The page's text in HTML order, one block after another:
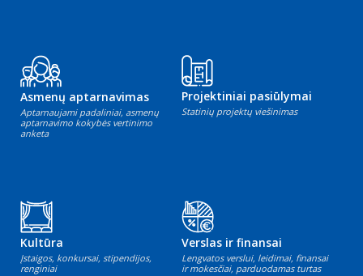
Asmenų aptarnavimas
Aptarnaujami padaliniai, asmenų
aptarnavimo kokybės vertinimo
anketa
Projektiniai pasiūlymai
Statinių projektų viešinimas
Kultūra
Įstaigos, konkursai, stipendijos,
renginiai
Verslas ir finansai
Lengvatos verslui, leidimai, finansai
ir mokesčiai, parduodamas turtas